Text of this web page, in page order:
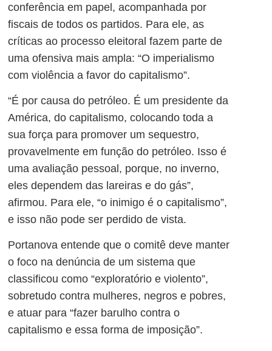
conferência em papel, acompanhada por
fiscais de todos os partidos. Para ele, as
críticas ao processo eleitoral fazem parte de
uma ofensiva mais ampla: “O imperialismo
com violência a favor do capitalismo”.
“É por causa do petróleo. É um presidente da
América, do capitalismo, colocando toda a
sua força para promover um sequestro,
provavelmente em função do petróleo. Isso é
uma avaliação pessoal, porque, no inverno,
eles dependem das lareiras e do gás”,
afirmou. Para ele, “o inimigo é o capitalismo”,
e isso não pode ser perdido de vista.
Portanova entende que o comitê deve manter
o foco na denúncia de um sistema que
classificou como “exploratório e violento”,
sobretudo contra mulheres, negros e pobres,
e atuar para “fazer barulho contra o
capitalismo e essa forma de imposição”.